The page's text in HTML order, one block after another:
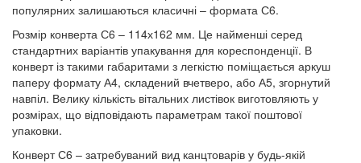
популярних залишаються класичні – формата С6.
Розмір конверта С6 – 114х162 мм. Це найменші серед
стандартних варіантів упакування для кореспонденції. В
конверт із такими габаритами з легкістю поміщається аркуш
паперу формату А4, складений вчетверо, або А5, згорнутий
навпіл. Велику кількість вітальних листівок виготовляють у
розмірах, що відповідають параметрам такої поштової
упаковки.
Конверт С6 – затребуваний вид канцтоварів у будь-якій